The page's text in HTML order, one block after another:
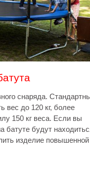
снаряда.
вес до 120 кг, более
150 кг веса. Если вы
батуте будут
изделие повышенной